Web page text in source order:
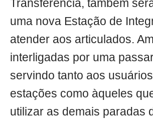
Transferência, também
uma nova Estação de
atender aos articulados.
interligadas por uma
servindo tanto aos
estações como àqueles
utilizar as demais paradas